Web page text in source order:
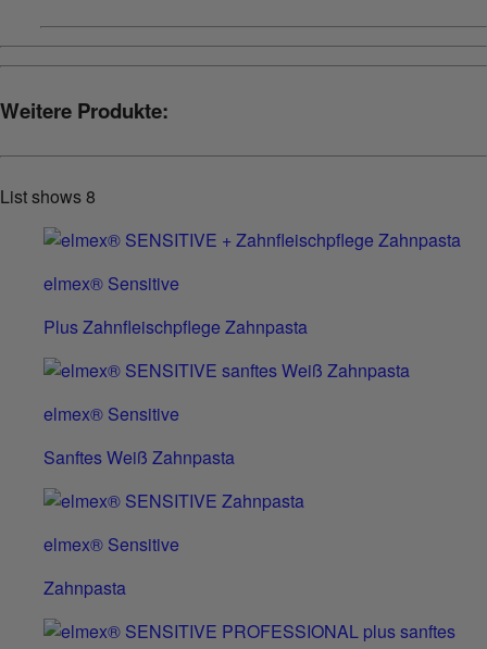
Weitere Produkte:
List shows8
elmex® Sensitive
Plus Zahnfleischpflege Zahnpasta
elmex® Sensitive
Sanftes Weiß Zahnpasta
elmex® Sensitive
Zahnpasta